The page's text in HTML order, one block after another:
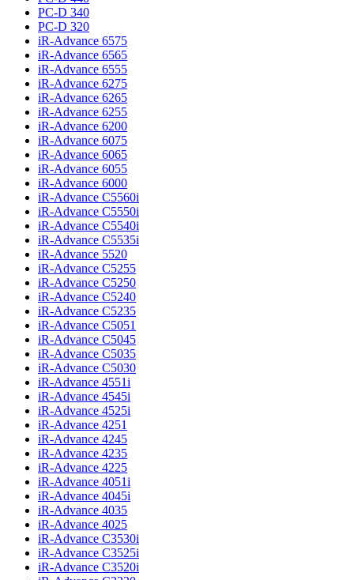
PC-D 340
PC-D 320
iR-Advance 6575
iR-Advance 6565
iR-Advance 6555
iR-Advance 6275
iR-Advance 6265
iR-Advance 6255
iR-Advance 6200
iR-Advance 6075
iR-Advance 6065
iR-Advance 6055
iR-Advance 6000
iR-Advance C5560i
iR-Advance C5550i
iR-Advance C5540i
iR-Advance C5535i
iR-Advance 5520
iR-Advance C5255
iR-Advance C5250
iR-Advance C5240
iR-Advance C5235
iR-Advance C5051
iR-Advance C5045
iR-Advance C5035
iR-Advance C5030
iR-Advance 4551i
iR-Advance 4545i
iR-Advance 4525i
iR-Advance 4251
iR-Advance 4245
iR-Advance 4235
iR-Advance 4225
iR-Advance 4051i
iR-Advance 4045i
iR-Advance 4035
iR-Advance 4025
iR-Advance C3530i
iR-Advance C3525i
iR-Advance C3520i